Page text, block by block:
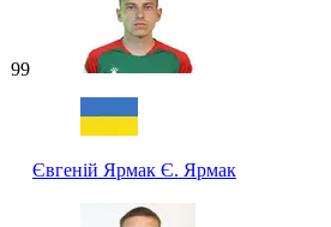
99
Євгеній Ярмак Є. Ярмак